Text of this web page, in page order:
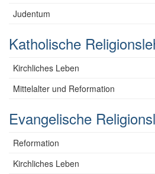
Judentum
Katholische
Kirchliches Leben
Mittelalter und Reformation
Evangelische
Reformation
Kirchliches Leben